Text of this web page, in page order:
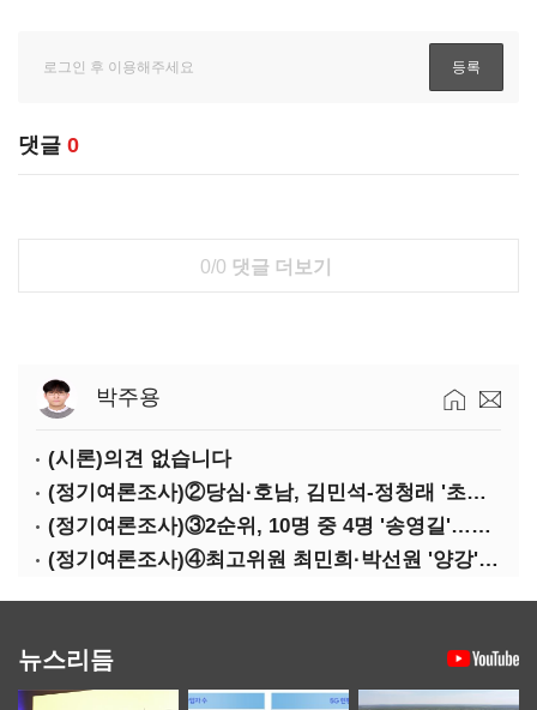
댓글 0
0/0 댓글 더보기
박주용
(시론)의견 없습니다
(정기여론조사)②당심·호남, 김민석-정청래 '초접전'
(정기여론조사)③2순위, 10명 중 4명 '송영길'…정청래 '한 자릿수'
(정기여론조사)④최고위원 최민희·박선원 '양강'…서미화·이성윤·임미애 뒤이어
뉴스리듬